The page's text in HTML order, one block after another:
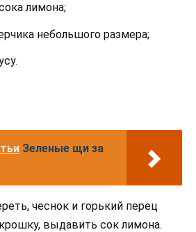
лимона;
небольшого размера;
Зеленые щи за
чеснок и горький перец
выдавить сок лимона.